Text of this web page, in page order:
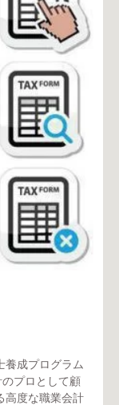
養成プログラム
プロとして顧
高度な職業会計